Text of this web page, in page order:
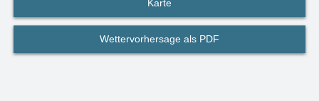
Karte
Wettervorhersage als PDF